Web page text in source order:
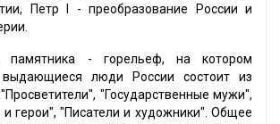
Петр I - преобразование России и
памятника - горельеф, на котором
выдающиеся люди России состоит из
"Государственные мужи",
герои", "Писатели и художники". Общее